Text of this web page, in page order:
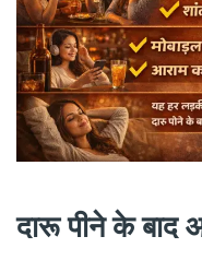
दारू पीने के बाद